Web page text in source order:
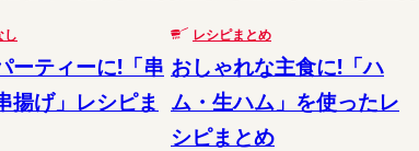
し
ーティーに!「串
揚げ」レシピま
レシピまとめ
おしゃれな主食に!「ハ
ム・生ハム」を使ったレ
シピまとめ